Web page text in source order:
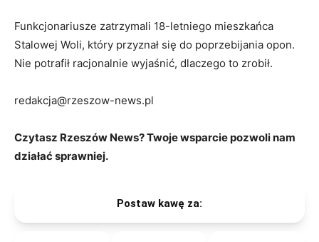
Funkcjonariusze zatrzymali 18-letniego mieszkańca
Stalowej Woli, który przyznał się do poprzebijania opon.
Nie potrafił racjonalnie wyjaśnić, dlaczego to zrobił.
redakcja@rzeszow-news.pl
Czytasz Rzeszów News? Twoje wsparcie pozwoli nam
działać sprawniej.
Postaw kawę za: